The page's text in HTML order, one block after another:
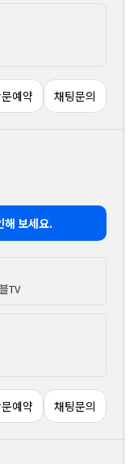
예약 채팅문의
해 보세요.
TV
예약 채팅문의